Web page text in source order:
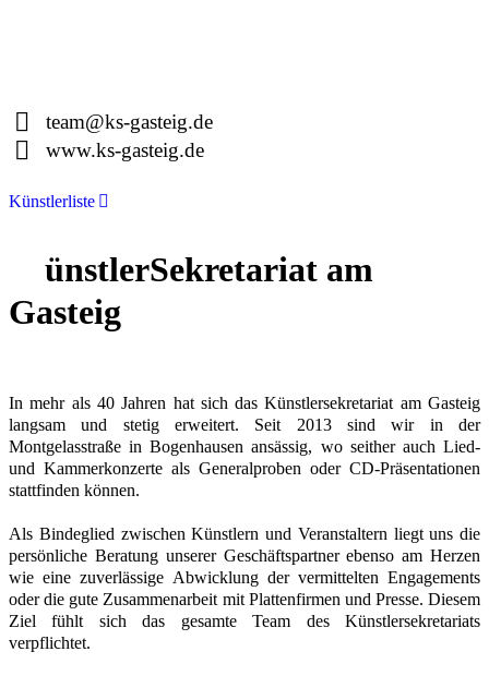
team@ks-gasteig.de
www.ks-gasteig.de
Künstlerliste
ünstlerSekretariat am
Gasteig
In mehr als 40 Jahren hat sich das Künstlersekretariat am Gasteig
langsam und stetig erweitert. Seit 2013 sind wir in der
Montgelasstraße in Bogenhausen ansässig, wo seither auch Lied-
und Kammerkonzerte als Generalproben oder CD-Präsentationen
stattfinden können.
Als Bindeglied zwischen Künstlern und Veranstaltern liegt uns die
persönliche Beratung unserer Geschäftspartner ebenso am Herzen
wie eine zuverlässige Abwicklung der vermittelten Engagements
oder die gute Zusammenarbeit mit Plattenfirmen und Presse. Diesem
Ziel fühlt sich das gesamte Team des Künstlersekretariats
verpflichtet.